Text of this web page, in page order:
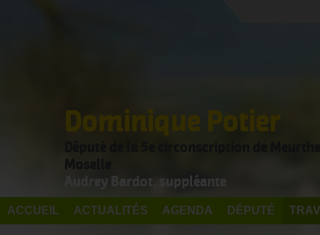
Dominique Potier
Audrey Bardot, suppléante
ACCUEIL ACTUALITÉS AGENDA DÉPUTÉ